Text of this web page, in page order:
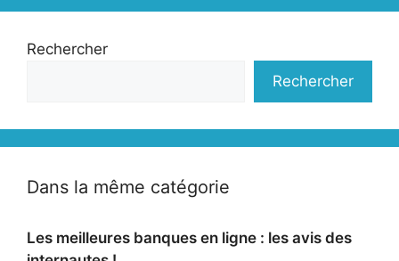
Rechercher
Rechercher
Dans la même catégorie
Les meilleures banques en ligne : les avis des